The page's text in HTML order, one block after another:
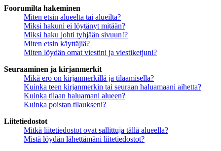
Foorumilta hakeminen
Miten etsin alueelta tai alueilta?
Miksi hakuni ei löytänyt mitään?
Miksi haku johti tyhjään sivuun!?
Miten etsin käyttäjiä?
Miten löydän omat viestini ja viestiketjuni?
Seuraaminen ja kirjanmerkit
Mikä ero on kirjanmerkillä ja tilaamisella?
Kuinka teen kirjanmerkin tai seuraan haluamaani aihetta?
Kuinka tilaan haluamani alueen?
Kuinka poistan tilaukseni?
Liitetiedostot
Mitkä liitetiedostot ovat sallittuja tällä alueella?
Mistä löydän lähettämäni liitetiedostot?